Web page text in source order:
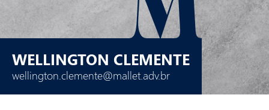
WELLINGTON CLEMENTE
wellington.clemente@mallet.adv.br